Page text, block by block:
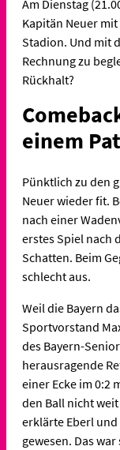
Am Dienstag
Kapitän Neuer
Stadion. Und mit
Rechnung zu
Rückhalt?
einem
Pünktlich zu den
Neuer wieder fit.
nach einer
erstes Spiel nach
Schatten. Beim
schlecht aus.
Weil die Bayern
Sportvorstand
des Bayern-
herausragende
einer Ecke im 0:2
den Ball nicht
erklärte Eberl
gewesen. Das